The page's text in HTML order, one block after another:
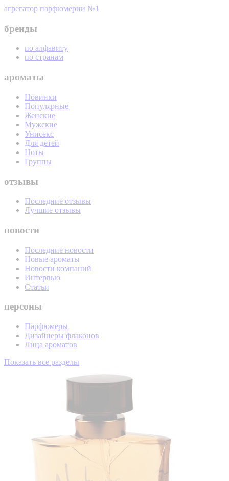
агрегатор парфюмерии №1
бренды
по алфавиту
по странам
ароматы
Новинки
Популярные
Женские
Мужские
Унисекс
Для детей
Ноты
Группы
отзывы
Последние отзывы
Лучшие отзывы
новости
Последние новости
Новые ароматы
Новости компаний
Интервью
Статьи
персоны
Парфюмеры
Дизайнеры флаконов
Лица ароматов
Показать все разделы